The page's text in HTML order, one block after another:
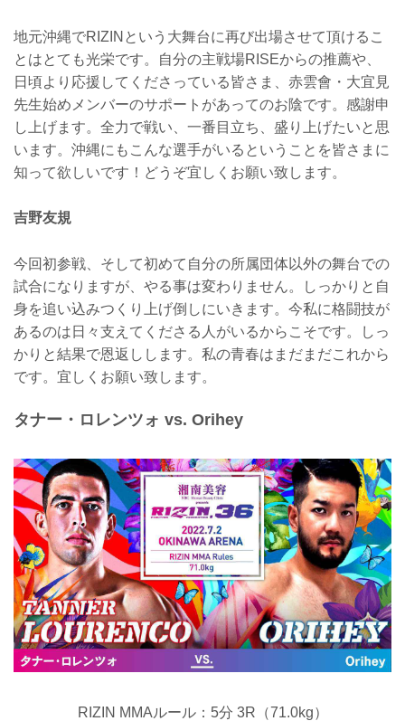
地元沖縄でRIZINという大舞台に再び出場させて頂けるこ
とはとても光栄です。自分の主戦場RISEからの推薦や、
日頃より応援してくださっている皆さま、赤雲會・大宜見
先生始めメンバーのサポートがあってのお陰です。感謝申
し上げます。全力で戦い、一番目立ち、盛り上げたいと思
います。沖縄にもこんな選手がいるということを皆さまに
知って欲しいです！どうぞ宜しくお願い致します。
吉野友規
今回初参戦、そして初めて自分の所属団体以外の舞台での
試合になりますが、やる事は変わりません。しっかりと自
身を追い込みつくり上げ倒しにいきます。今私に格闘技が
あるのは日々支えてくださる人がいるからこそです。しっ
かりと結果で恩返しします。私の青春はまだまだこれから
です。宜しくお願い致します。
タナー・ロレンツォ vs. Orihey
RIZIN MMAルール：5分 3R（71.0kg）